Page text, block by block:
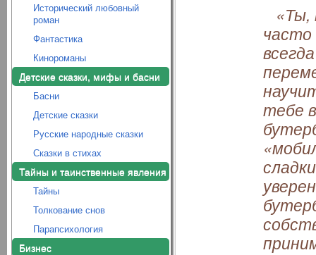
Исторический любовный
роман
Фантастика
Кинороманы
Детские сказки, мифы и басни
Басни
Детские сказки
Русские народные сказки
Сказки в стихах
Тайны и таинственные явления
Тайны
Толкование снов
Парапсихология
Бизнес
«Ты,
тебе